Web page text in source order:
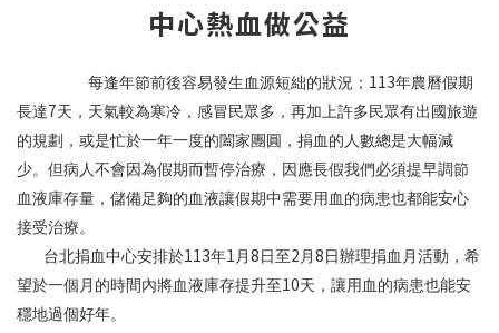
中心熱血做公益
每逢年節前後容易發生血源短絀的狀況； 113年農曆假期
長達7天，天氣較為寒冷，感冒民眾多，再加上許多民眾有出國旅遊
的規劃，或是忙於一年一度的闔家團圓，捐血的人數總是大幅減
少。但病人不會因為假期而暫停治療，因應長假我們必須提早調節
血液庫存量，儲備足夠的血液讓假期中需要用血的病患也都能安心
接受治療。
台北捐血中心安排於113年1 月 8 日至 2 月 8 日辦理捐血月活動，希
望於一個月的時間內將血液庫存提升至 10天，讓用血的病患也能安
穩地過個好年。